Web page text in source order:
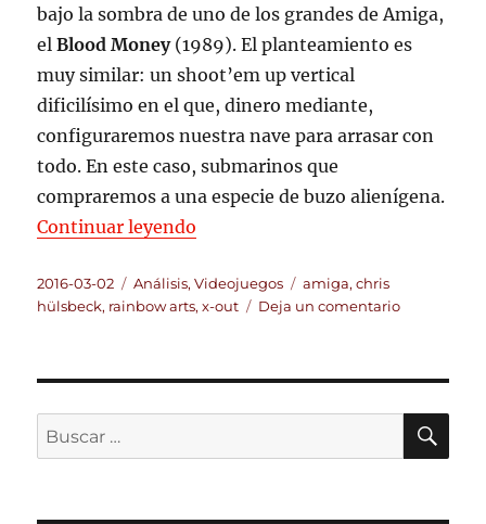
bajo la sombra de uno de los grandes de Amiga,
elBlood Money(1989). El planteamiento es
muy similar: un shoot’em up vertical
dificilísimo en el que, dinero mediante,
configuraremos nuestra nave para arrasar con
todo. En este caso, submarinos que
compraremos a una especie de buzo alienígena.
Continuar leyendo
Publicado
el
2016-03-02 Categorías
Análisis,Videojuegos Etiquetas
amiga,chris
hülsbeck, rainbow arts,x-out Deja un comentarioen
Buscar
por: